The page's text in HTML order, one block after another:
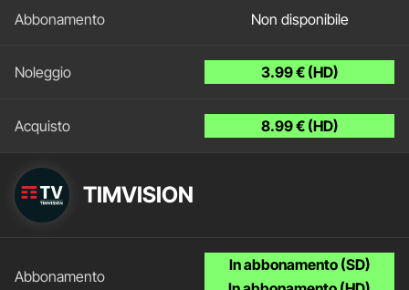
Non disponibile
3.99 € (HD)
8.99 € (HD)
TIMVISION
In abbonamento (SD)